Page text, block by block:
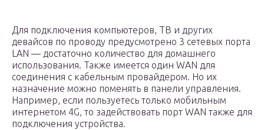
Для подключения компьютеров, ТВ и других
девайсов по проводу предусмотрено 3 сетевых порта
LAN — достаточно количество для домашнего
использования. Также имеется один WAN для
соединения с кабельным провайдером. Но их
назначение можно поменять в панели управления.
Например, если пользуетесь только мобильным
интернетом 4G, то задействовать порт WAN также для
подключения устройства.